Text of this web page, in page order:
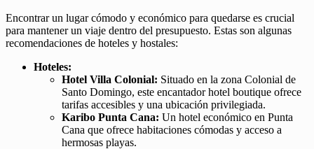
Encontrar un lugar cómodo y económico para quedarse es crucial
para mantener un viaje dentro del presupuesto. Estas son algunas
recomendaciones de hoteles y hostales:
Hoteles:
Hotel Villa Colonial: Situado en la zona Colonial de
Santo Domingo, este encantador hotel boutique ofrece
tarifas accesibles y una ubicación privilegiada.
Karibo Punta Cana: Un hotel económico en Punta
Cana que ofrece habitaciones cómodas y acceso a
hermosas playas.